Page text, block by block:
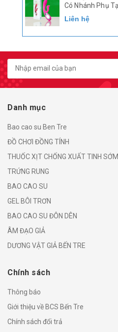
Có Nhánh Phụ
Liên hệ
Danh mục
Bao cao su Ben Tre
ĐỒ CHƠI ĐỒNG TÍNH
THUỐC XỊT CHỐNG XUẤT TINH SỚM
TRỨNG RUNG
BAO CAO SU
GEL BÔI TRƠN
BAO CAO SU ĐÔN DÊN
ÂM ĐẠO GIẢ
DƯƠNG VẬT GIẢ BẾN TRE
Chính sách
Thông báo
Giới thiệu về BCS Bến Tre
Chính sách đổi trả